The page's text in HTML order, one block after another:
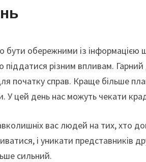
бути обережними із
піддатися різним впливам.
початку справ. Краще більше
У цей день нас можуть чекати
вас людей на тих, хто
і уникати представників
сильний.